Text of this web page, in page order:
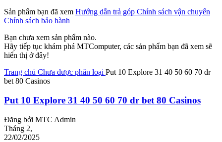
Sản phẩm bạn đã xem Hướng dẫn trả góp Chính sách vận chuyển
Chính sách bảo hành
Bạn chưa xem sản phẩm nào.
Hãy tiếp tục khám phá MTComputer, các sản phẩm bạn đã xem sẽ
hiển thị ở đây!
Trang chủ Chưa được phân loại Put 10 Explore 31 40 50 60 70 dr
bet 80 Casinos
Put 10 Explore 31 40 50 60 70 dr bet 80 Casinos
Đăng bởi MTC Admin
Tháng 2,
22/02/2025